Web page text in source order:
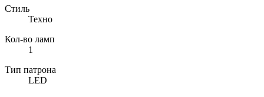
Стиль
Техно
Кол-во ламп
1
Тип патрона
LED